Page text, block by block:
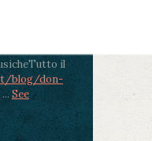
in alcuni
alle ore
al
le
Tutto il
blog/don-
... See